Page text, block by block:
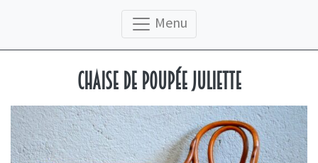
Menu
Chaise de poupée Juliette